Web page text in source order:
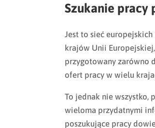
Szukanie pracy
Jest to sieć
krajów Unii
przygotowany zarówno
ofert pracy w wielu
To jednak nie wszystko,
wieloma przydatnymi
poszukujące pracy